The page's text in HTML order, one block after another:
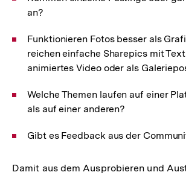
an?
Funktionieren Fotos besser als
reichen einfache Sharepics mit
animiertes Video oder als
Welche Themen laufen auf einer
als auf einer anderen?
Gibt es Feedback aus der
Damit aus dem Ausprobieren und